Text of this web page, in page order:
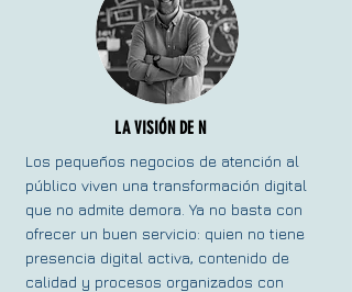
LA VISIÓN DE N
Los pequeños negocios de atención al
público viven una transformación digital
que no admite demora. Ya no basta con
ofrecer un buen servicio: quien no tiene
presencia digital activa, contenido de
calidad y procesos organizados con